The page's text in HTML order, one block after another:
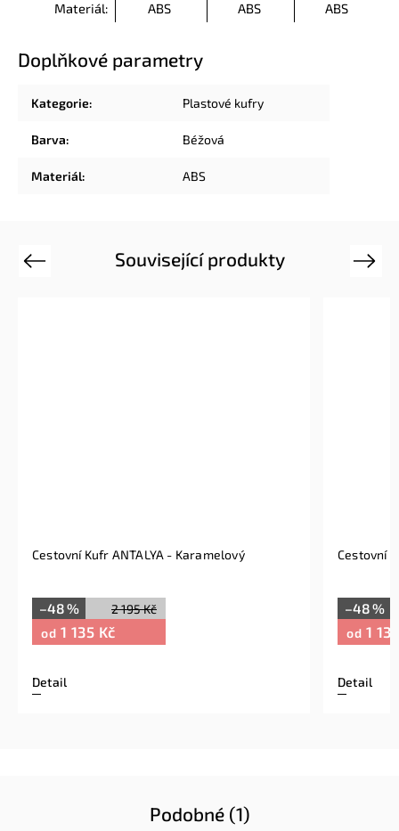
Materiál: ABS ABS ABS
Doplňkové parametry
Kategorie: Plastové kufry
Barva: Béžová
Materiál: ABS
Související produkty
Previous
Cestovní Kufr ANTALYA - Karamelový
2 195 Kč
–48 %
od 1 135 Kč
Detail
Cestovní
–48 %
od 1
Detail
Next
Podobné (1)